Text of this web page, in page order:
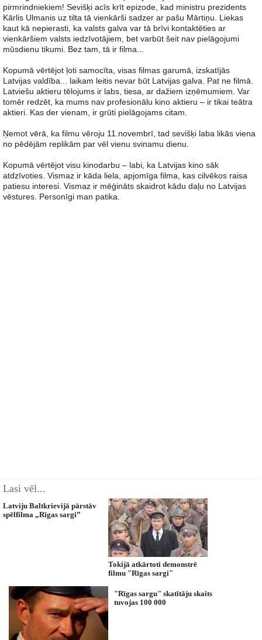
pirmrindniekiem! Sevišķi acīs krīt epizode, kad ministru prezidents
Kārlis Ulmanis uz tilta tā vienkārši sadzer ar pašu Mārtiņu. Liekas
kaut kā nepierasti, ka valsts galva var tā brīvi kontaktēties ar
vienkāršiem valsts iedzīvotājiem, bet varbūt šeit nav pielāgojumi
mūsdienu tikumi. Bez tam, tā ir filma...
Kopumā vērtējot ļoti samocīta, visas filmas garumā, izskatījās
Latvijas valdība... laikam leitis nevar būt Latvijas galva. Pat ne filmā.
Latviešu aktieru tēlojums ir labs, tiesa, ar dažiem izņēmumiem. Var
tomēr redzēt, ka mums nav profesionālu kino aktieru – ir tikai teātra
aktieri. Kas der vienam, ir grūti pielāgojams citam.
Ņemot vērā, ka filmu vēroju 11.novembrī, tad sevišķi laba likās viena
no pēdējām replikām par vēl vienu svinamu dienu.
Kopumā vērtējot visu kinodarbu – labi, ka Latvijas kino sāk
atdzīvoties. Vismaz ir kāda liela, apjomīga filma, kas cilvēkos raisa
patiesu interesi. Vismaz ir mēģināts skaidrot kādu daļu no Latvijas
vēstures. Personīgi man patika.
Lasi vēl...
Latviju Baltkrievijā pārstāv
spēlfilma „Rīgas sargi”
Tokijā atkārtoti demonstrē
filmu "Rīgas sargi"
"Rīgas sargu" skatītāju skaits
tuvojas 100 000